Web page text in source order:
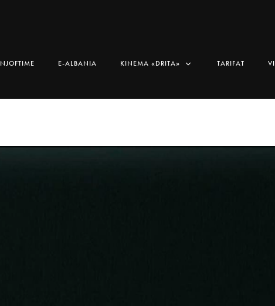
NJOFTIME E-ALBANIA KINEMA «DRITA» TARIFAT